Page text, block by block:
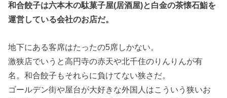
和合餃子は六本木の駄菓子屋(居酒屋)と白金の茶懐石鮨を
運営している会社のお店だ。
地下にある客席はたったの5席しかない。
激狭店でいうと高円寺の赤天や北千住のりんりんが有
名。和合餃子もそれらに負けてない狭さだ。
ゴールデン街や屋台が大好きな外国人はこういう狭いお